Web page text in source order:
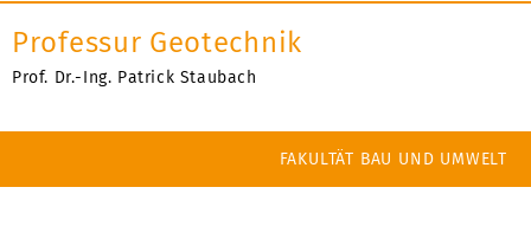
Professur Geotechnik
Prof. Dr.-Ing. Patrick Staubach
FAKULTÄT BAU UND UMWELT